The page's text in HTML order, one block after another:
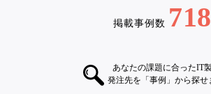
掲載事例数 718
あなたの課題に合ったIT
発注先を「事例」から探せ